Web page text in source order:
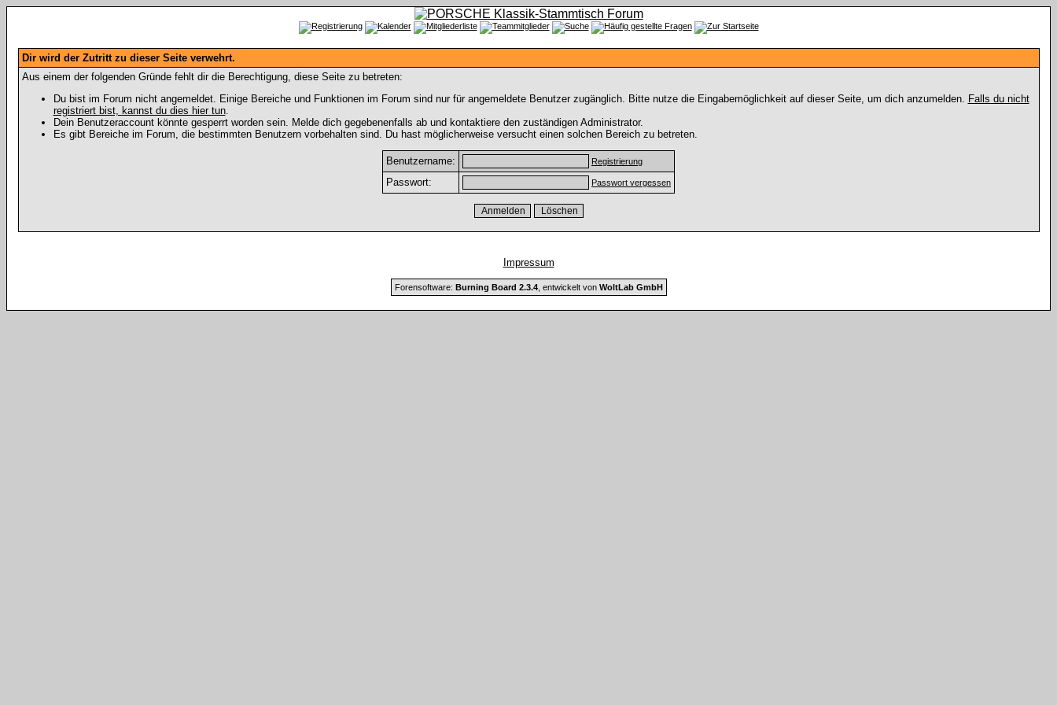
Dir wird der Zutritt zu dieser Seite verwehrt.
Aus einem der folgenden Gründe fehlt dir die Berechtigung, diese Seite zu betreten:
Du bist im Forum nicht angemeldet. Einige Bereiche und Funktionen im Forum sind nur für angemeldete Benutzer zugänglich. Bitte nutze die Eingabemöglichkeit auf dieser Seite, um dich anzumelden. Falls du nicht
registriert bist, kannst du dies hier tun.
Dein Benutzeraccount könnte gesperrt worden sein. Melde dich gegebenenfalls ab und kontaktiere den zuständigen Administrator.
Es gibt Bereiche im Forum, die bestimmten Benutzern vorbehalten sind. Du hast möglicherweise versucht einen solchen Bereich zu betreten.
Benutzername: Registrierung
Passwort: Passwort vergessen
Impressum
Forensoftware: Burning Board 2.3.4, entwickelt von WoltLab GmbH